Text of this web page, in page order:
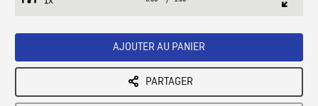
beginning
Playback
AJOUTER AU PANIER
PARTAGER